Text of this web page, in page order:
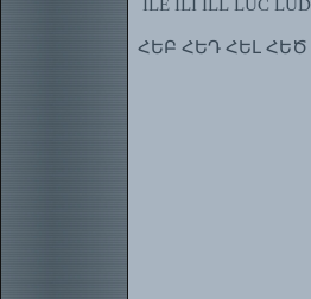
ILE ILI ILL LUC LUD
ՀԵԲ ՀԵԴ ՀԵԼ ՀԵԾ